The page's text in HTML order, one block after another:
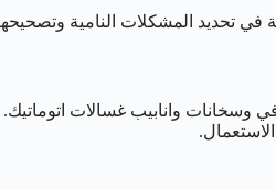
تحديد المشكلات النامية
وانابيب غسالات اتوماتيك.